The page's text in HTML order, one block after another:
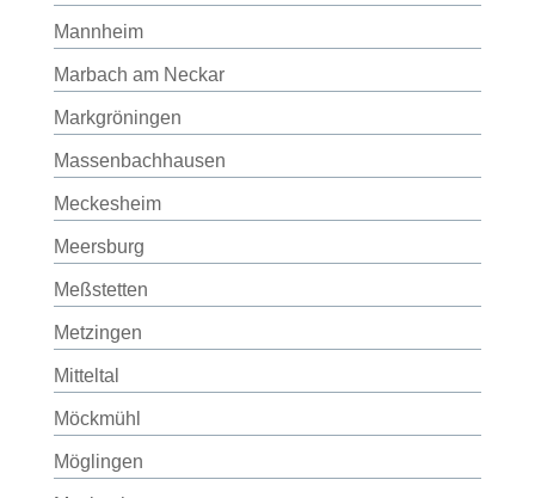
Mannheim
Marbach am Neckar
Markgröningen
Massenbachhausen
Meckesheim
Meersburg
Meßstetten
Metzingen
Mitteltal
Möckmühl
Möglingen